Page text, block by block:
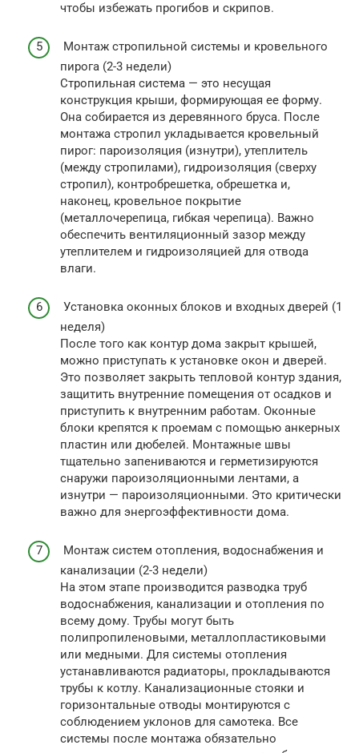
чтобы избежать прогибов и скрипов.
Монтаж стропильной системы и кровельного
пирога (2-3 недели)
Стропильная система — это несущая
конструкция крыши, формирующая ее форму.
Она собирается из деревянного бруса. После
монтажа стропил укладывается кровельный
пирог: пароизоляция (изнутри), утеплитель
(между стропилами), гидроизоляция (сверху
стропил), контробрешетка, обрешетка и,
наконец, кровельное покрытие
(металлочерепица, гибкая черепица). Важно
обеспечить вентиляционный зазор между
утеплителем и гидроизоляцией для отвода
влаги.
Установка оконных блоков и входных дверей (1
неделя)
После того как контур дома закрыт крышей,
можно приступать к установке окон и дверей.
Это позволяет закрыть тепловой контур здания,
защитить внутренние помещения от осадков и
приступить к внутренним работам. Оконные
блоки крепятся к проемам с помощью анкерных
пластин или дюбелей. Монтажные швы
тщательно запениваются и герметизируются
снаружи пароизоляционными лентами, а
изнутри — пароизоляционными. Это критически
важно для энергоэффективности дома.
Монтаж систем отопления, водоснабжения и
канализации (2-3 недели)
На этом этапе производится разводка труб
водоснабжения, канализации и отопления по
всему дому. Трубы могут быть
полипропиленовыми, металлопластиковыми
или медными. Для системы отопления
устанавливаются радиаторы, прокладываются
трубы к котлу. Канализационные стояки и
горизонтальные отводы монтируются с
соблюдением уклонов для самотека. Все
системы после монтажа обязательно